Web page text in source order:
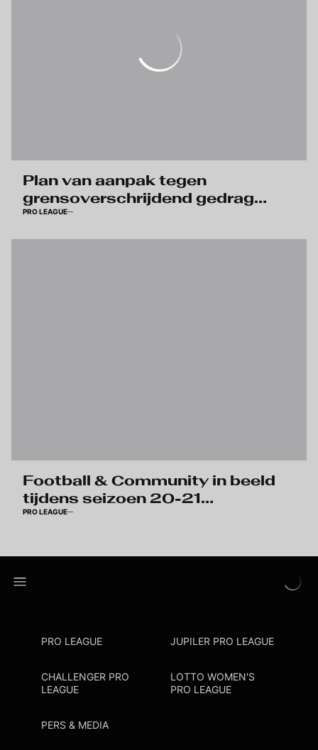
Plan van aanpak tegen
grensoverschrijdend gedrag…
PRO LEAGUE
Football & Community in beeld
tijdens seizoen 20-21…
PRO LEAGUE
PRO LEAGUE JUPILER PRO LEAGUE
CHALLENGER PRO
LEAGUE
LOTTO WOMEN'S
PRO LEAGUE
PERS & MEDIA